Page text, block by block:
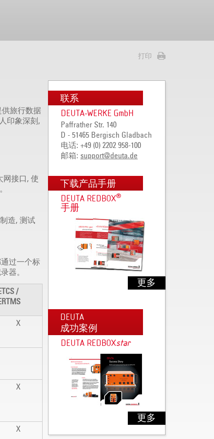
打印
供旅行数据
印象深刻,
网接口, 使
造, 测试
过一个标
器。
/
X
X
X
联系
DEUTA-WERKE GmbH
Paffrather Str. 140
D - 51465 Bergisch Gladbach
电话: +49 (0) 2202 958-100
邮箱: support@deuta.de
下载产品手册
DEUTA REDBOX®
手册
更多
DEUTA
成功案例
DEUTA REDBOXstar
更多